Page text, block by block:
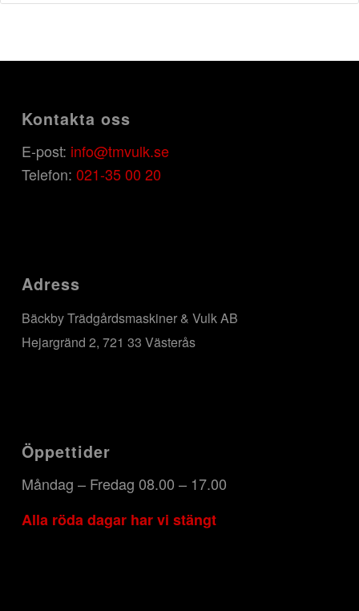
Kontakta oss
E-post: info@tmvulk.se
Telefon: 021-35 00 20
Adress
Bäckby Trädgårdsmaskiner & Vulk AB
Hejargränd 2, 721 33 Västerås
Öppettider
Måndag – Fredag 08.00 – 17.00
Alla röda dagar har vi stängt